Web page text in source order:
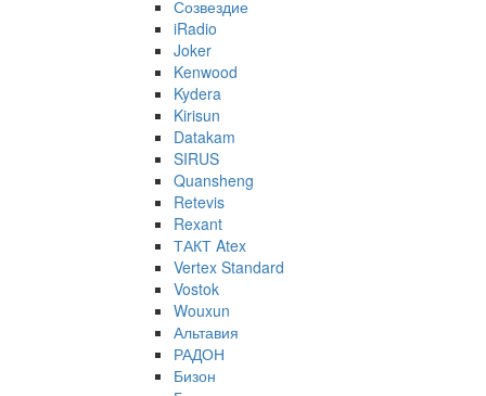
Созвездие
iRadio
Joker
Kenwood
Kydera
Kirisun
Datakam
SIRUS
Quansheng
Retevis
Rexant
ТАКТ Atex
Vertex Standard
Vostok
Wouxun
Альтавия
РАДОН
Бизон